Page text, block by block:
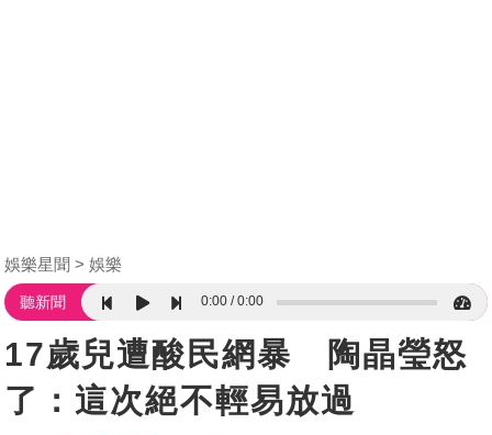
娛樂星聞 娛樂
聽新聞 0:00 0:00
17歲兒遭酸民網暴 陶晶瑩怒
了：這次絕不輕易放過